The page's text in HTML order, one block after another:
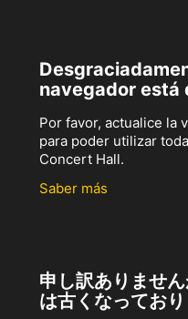
navegador está
Por favor, actualice la
para poder utilizar
Concert Hall.
Saber más
申し訳ありませ
は古くなってお